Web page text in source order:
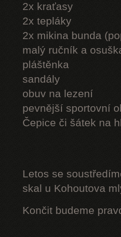
2x kraťasy
2x tepláky
2x mikina bunda
malý ručník a
pláštěnka
sandály
obuv na lezení
pevnější sportovní
Čepice či šátek na
Letos se
skal u Kohoutova
Končit budeme